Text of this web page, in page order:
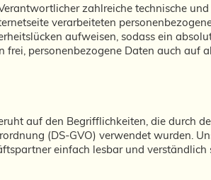
zahlreiche technische
verarbeiteten
aufweisen, sodass ein
frei, personenbezogene Daten auch auf
auf den Begrifflichkeiten, die durch
(DS-GVO) verwendet wurden.
einfach lesbar und